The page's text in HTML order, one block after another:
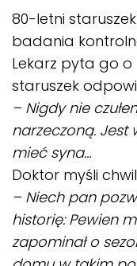
80-letni
badania
Lekarz pyta go
staruszek
– Nigdy nie
narzeczoną. Jest
mieć syna…
Doktor myśli
– Niech pan
historię: Pewien
zapominał o